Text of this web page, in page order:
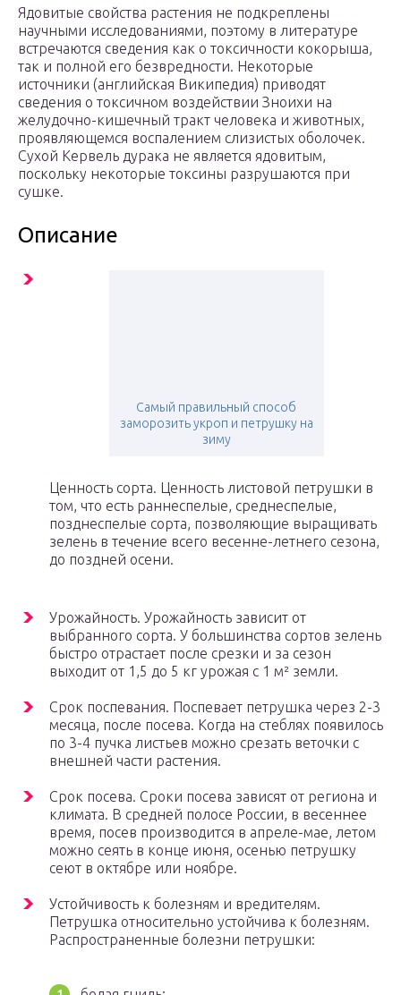
Ядовитые свойства растения не подкреплены
научными исследованиями, поэтому в литературе
встречаются сведения как о токсичности кокорыша,
так и полной его безвредности. Некоторые
источники (английская Википедия) приводят
сведения о токсичном воздействии Зноихи на
желудочно-кишечный тракт человека и животных,
проявляющемся воспалением слизистых оболочек.
Сухой Кервель дурака не является ядовитым,
поскольку некоторые токсины разрушаются при
сушке.
Описание
Самый правильный способ
заморозить укроп и петрушку на
зиму
Ценность сорта. Ценность листовой петрушки в
том, что есть раннеспелые, среднеспелые,
позднеспелые сорта, позволяющие выращивать
зелень в течение всего весенне-летнего сезона,
до поздней осени.
Урожайность. Урожайность зависит от
выбранного сорта. У большинства сортов зелень
быстро отрастает после срезки и за сезон
выходит от 1,5 до 5 кг урожая с 1 м² земли.
Срок поспевания. Поспевает петрушка через 2-3
месяца, после посева. Когда на стеблях появилось
по 3-4 пучка листьев можно срезать веточки с
внешней части растения.
Срок посева. Сроки посева зависят от региона и
климата. В средней полосе России, в весеннее
время, посев производится в апреле-мае, летом
можно сеять в конце июня, осенью петрушку
сеют в октябре или ноябре.
Устойчивость к болезням и вредителям.
Петрушка относительно устойчива к болезням.
Распространенные болезни петрушки: